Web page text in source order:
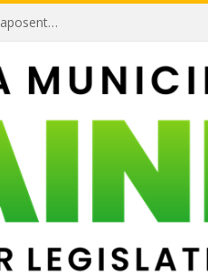
Audiência Pública para debater os descontos indevidos em aposentadorias e benefícios pagos pela Previdência Social aos cidadãos do município.